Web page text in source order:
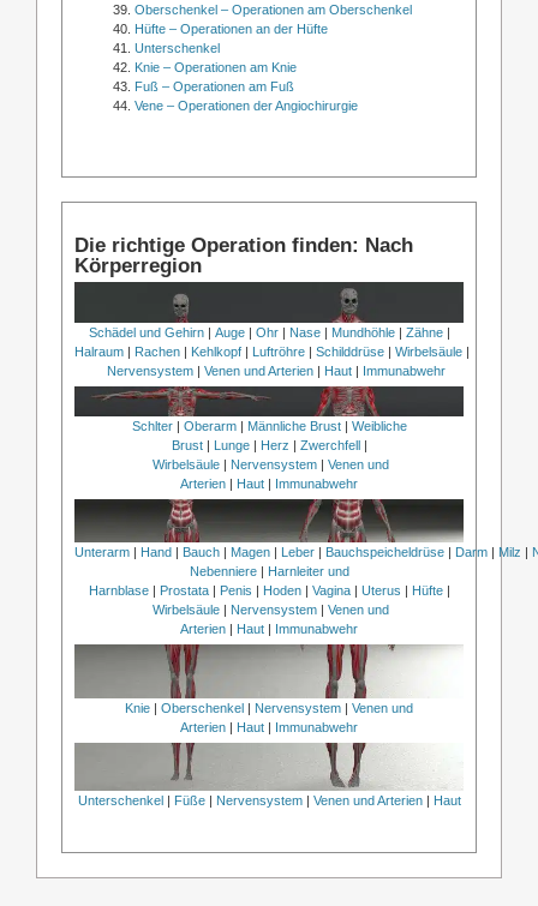
Oberschenkel – Operationen am Oberschenkel
Hüfte – Operationen an der Hüfte
Unterschenkel
Knie – Operationen am Knie
Fuß – Operationen am Fuß
Vene – Operationen der Angiochirurgie
Die richtige Operation finden: Nach
Körperregion
Schädel und Gehirn| Auge| Ohr| Nase| Mundhöhle| Zähne|
Halraum | Rachen | Kehlkopf | Luftröhre | Schilddrüse | Wirbelsäule |
Nervensystem | Venen und Arterien | Haut | Immunabwehr
Schlter| Oberarm| Männliche Brust| Weibliche
Brust| Lunge| Herz Zwerchfell
Wirbelsäule
Nervensystem
Venen und
Arterien
Haut Immunabwehr
Unterarm Hand Bauch Magen Leber Bauchspeicheldrüse Darm Milz
Nebenniere|
Harnleiter und
Harnblase| Prostata| Penis Hoden| Vagina| Uterus Hüfte|
Wirbelsäule
Nervensystem
Venen und
Arterien
Haut Immunabwehr
Knie Oberschenkel Nervensystem
Venen und
Arterien
Haut Immunabwehr
Unterschenkel| Füße| Nervensystem| Venen und Arterien| Haut